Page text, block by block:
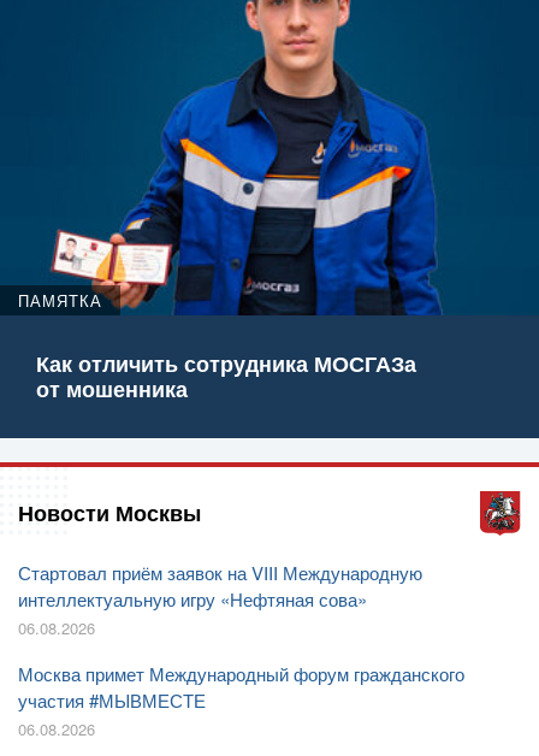
ПАМЯТКА
Как отличить сотрудника МОСГАЗа
от мошенника
Новости Москвы
Стартовал приём заявок на VIII Международную
интеллектуальную игру «Нефтяная сова»
06.08.2026
Москва примет Международный форум гражданского
участия #МЫВМЕСТЕ
06.08.2026